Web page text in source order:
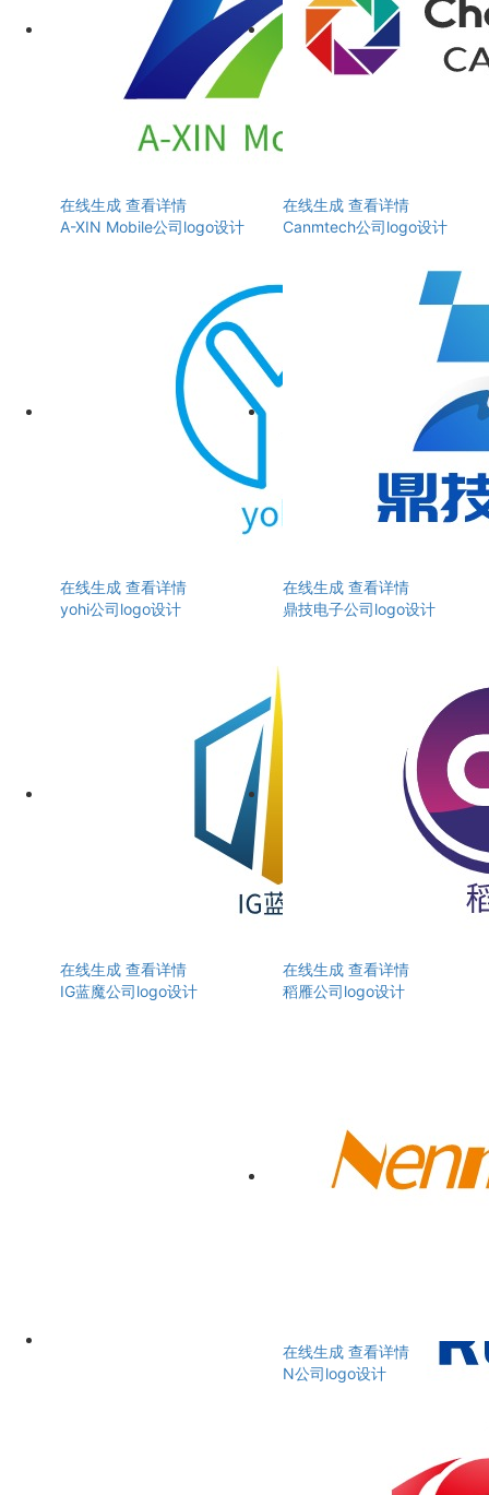
在线生成 查看详情
A-XIN Mobile公司logo设计
在线生成 查看详情
Canmtech公司logo设计
在线生成 查看详情
yohi公司logo设计
在线生成 查看详情
鼎技电子公司logo设计
在线生成 查看详情
IG蓝魔公司logo设计
在线生成 查看详情
稻雁公司logo设计
在线生成 查看详情
N公司logo设计